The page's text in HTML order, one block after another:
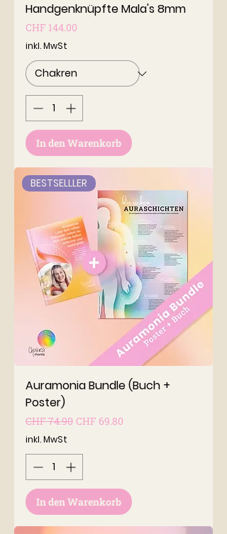
Handgenknüpfte Mala's 8mm
Preis
CHF 144.00
inkl. MwSt
In den Warenkorb
BESTSELLLER
Auramonia Bundle (Buch +
Poster)
Standardpreis
CHF 74.90 Sale-Preis
CHF 69.80
inkl. MwSt
In den Warenkorb